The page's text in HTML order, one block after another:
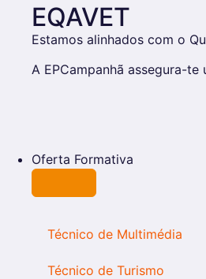
EQAVET
Estamos alinhados com o
A EPCampanhã assegura-
Oferta Formativa
Técnico de Multimédia
Técnico de Turismo